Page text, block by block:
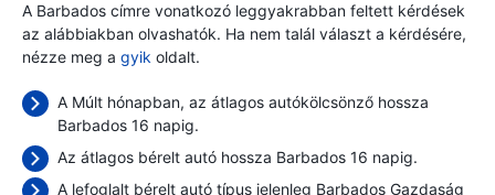
A Barbados címre vonatkozó leggyakrabban feltett kérdések
az alábbiakban olvashatók. Ha nem talál választ a kérdésére,
nézze meg a gyik oldalt.
A Múlt hónapban, az átlagos autókölcsönző hossza
Barbados 16 napig.
Az átlagos bérelt autó hossza Barbados 16 napig.
A lefoglalt bérelt autó típus jelenleg Barbados Gazdaság